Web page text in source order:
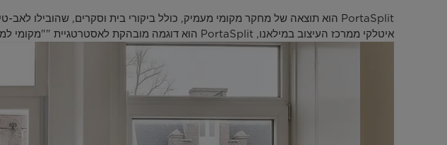
איטלקי ממרכז העיצוב במילאנו, PortaSplit הוא דוגמה מובהקת לאסטרטגיית ""מקומי למקומי"" של Midea.